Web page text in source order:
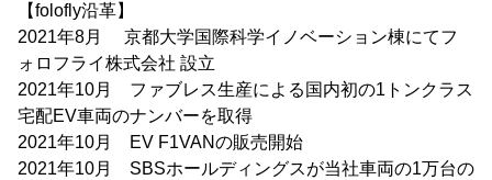
【folofly沿革】
2021年8月 京都大学国際科学イノベーション棟にてフ
ォロフライ株式会社 設立
2021年10月 ファブレス生産による国内初の1トンクラス
宅配EV車両のナンバーを取得
2021年10月 EV F1VANの販売開始
2021年10月 SBSホールディングスが当社車両の1万台の